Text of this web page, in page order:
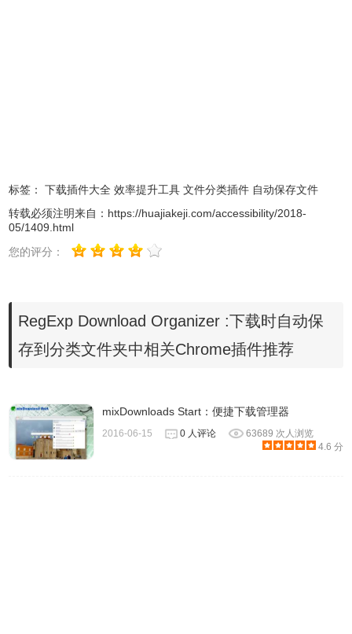
application/xml
application/zip
application/pdf
application/sql
application/msword (.doc)
application/vnd.openxmlformats-
officedocument.wordprocessingml.document(.docx)
application/vnd.openxmlformats-
officedocument.spreadsheetml.sheet (.xlsx)
application/vnd.ms-powerpoint (.ppt)
标签： 下载插件大全 效率提升工具 文件分类插件 自动保存文件
转载必须注明来自： https://huajiakeji.com/accessibility/2018-
05/1409.html
您的评分：
RegExp Download Organizer :下载时自动保
存到分类文件夹中相关Chrome插件推荐
mixDownloads Start：便捷下载管理器
2016-06-15 0 人评论
63689 次人浏览
4.6 分